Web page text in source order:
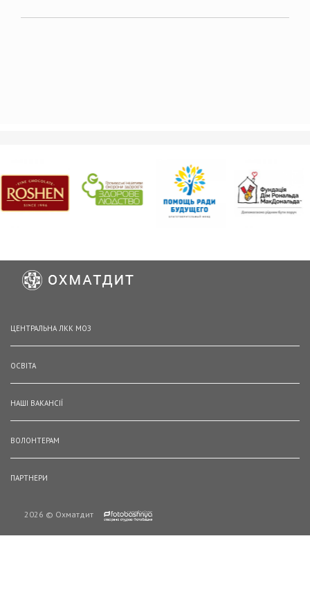
ЦЕНТРАЛЬНА ЛКК МОЗ
ОСВІТА
НАШІ ВАКАНСІЇ
ВОЛОНТЕРАМ
ПАРТНЕРИ
2026 © Охматдит